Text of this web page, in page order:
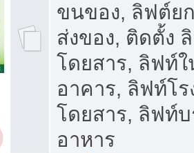
ขนของ, ลิฟต์ย
ส่งของ, ติดตั้ง
โดยสาร, ลิฟท์
อาคาร, ลิฟท์โ
โดยสาร, ลิฟท์
อาหาร